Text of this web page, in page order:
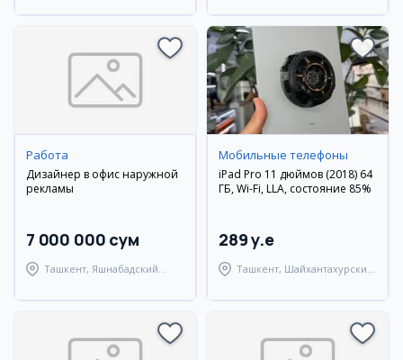
Работа
Дизайнер в офис наружной
рекламы
7 000 000 сум
Ташкент, Яшнабадский
Мобильные телефоны
iPad Pro 11 дюймов (2018) 64
ГБ, Wi-Fi, LLA, состояние 85%
289 y.e
Ташкент, Шайхантахурский